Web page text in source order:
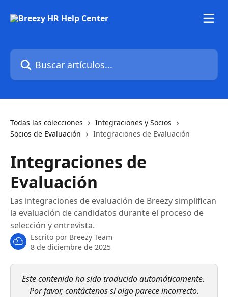
Buscar artículos...
Todas las colecciones
Integraciones y Socios
Socios de Evaluación
Integraciones de Evaluación
Integraciones de
Evaluación
Las integraciones de evaluación de Breezy simplifican
la evaluación de candidatos durante el proceso de
selección y entrevista.
Escrito por Breezy Team
8 de diciembre de 2025
Este contenido ha sido traducido automáticamente.
Por favor, contáctenos si algo parece incorrecto.